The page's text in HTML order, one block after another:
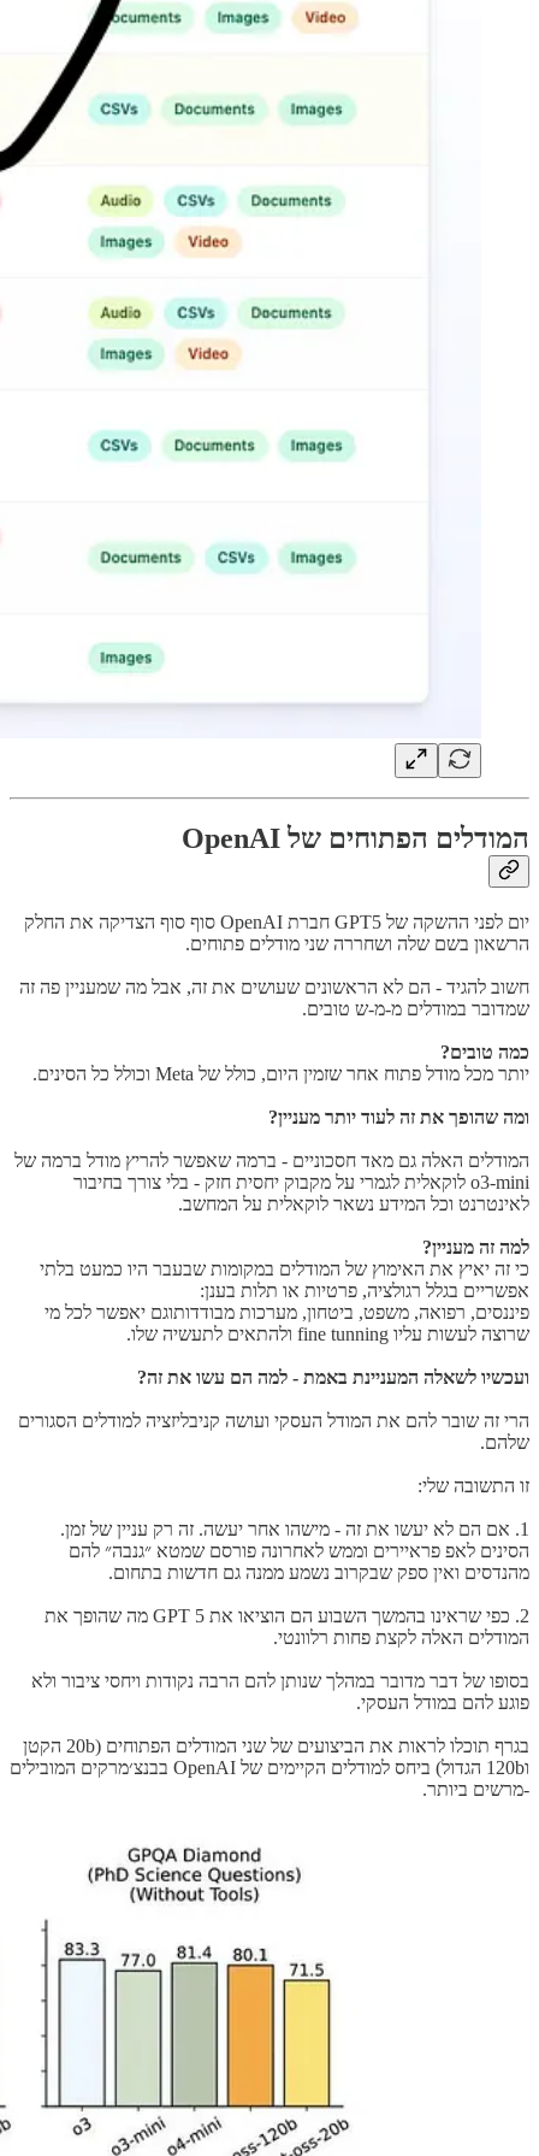
המודלים הפתוחים של OpenAI
יום לפני ההשקה של GPT5 חברת OpenAI סוף סוף הצדיקה את החלק
הרשאון בשם שלה ושחררה שני מודלים פתוחים.
חשוב להגיד - הם לא הראשונים שעושים את זה, אבל מה שמעניין פה זה
שמדובר במודלים מ-מ-ש טובים.
כמה טובים?
יותר מכל מודל פתוח אחר שזמין היום, כולל של Meta וכולל כל הסינים.
ומה שהופך את זה לעוד יותר מעניין?
המודלים האלה גם מאד חסכוניים - ברמה שאפשר להריץ מודל ברמה של
o3-mini לוקאלית לגמרי על מקבוק יחסית חזק - בלי צורך בחיבור
לאינטרנט וכל המידע נשאר לוקאלית על המחשב.
למה זה מעניין?
כי זה יאיץ את האימוץ של המודלים במקומות שבעבר היו כמעט בלתי
אפשריים בגלל רגולציה, פרטיות או תלות בענן:
פיננסים, רפואה, משפט, ביטחון, מערכות מבודדותוגם יאפשר לכל מי
שרוצה לעשות עליו fine tunning ולהתאים לתעשיה שלו.
ועכשיו לשאלה המעניינת באמת - למה הם עשו את זה?
הרי זה שובר להם את המודל העסקי ועושה קניבליזציה למודלים הסגורים
שלהם.
זו התשובה שלי:
1. אם הם לא יעשו את זה - מישהו אחר יעשה. זה רק עניין של זמן.
הסינים לאפ פראיירים וממש לאחרונה פורסם שמטא ״גנבה״ להם
מהנדסים ואין ספק שבקרוב נשמע ממנה גם חדשות בתחום.
2. כפי שראינו בהמשך השבוע הם הוציאו את GPT 5 מה שהופך את
המודלים האלה לקצת פחות רלוונטי.
בסופו של דבר מדובר במהלך שנותן להם הרבה נקודות ויחסי ציבור ולא
פוגע להם במודל העסקי.
בגרף תוכלו לראות את הביצועים של שני המודלים הפתוחים (20b הקטן
ו120b הגדול) ביחס למודלים הקיימים של OpenAI בבנצ׳מרקים המובילים
-מרשים ביותר.